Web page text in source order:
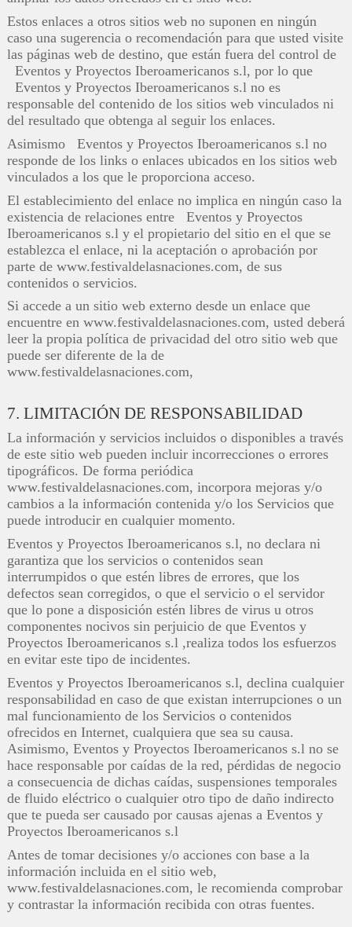
Estos enlaces a otros sitios web no suponen en ningún
caso una sugerencia o recomendación para que usted visite
las páginas web de destino, que están fuera del control de
Eventos y Proyectos Iberoamericanos s.l, por lo que
Eventos y Proyectos Iberoamericanos s.l no es
responsable del contenido de los sitios web vinculados ni
del resultado que obtenga al seguir los enlaces.
Asimismo Eventos y Proyectos Iberoamericanos s.l no
responde de los links o enlaces ubicados en los sitios web
vinculados a los que le proporciona acceso.
El establecimiento del enlace no implica en ningún caso la
existencia de relaciones entre Eventos y Proyectos
Iberoamericanos s.l y el propietario del sitio en el que se
establezca el enlace, ni la aceptación o aprobación por
parte de www.festivaldelasnaciones.com, de sus
contenidos o servicios.
Si accede a un sitio web externo desde un enlace que
encuentre en www.festivaldelasnaciones.com, usted deberá
leer la propia política de privacidad del otro sitio web que
puede ser diferente de la de
www.festivaldelasnaciones.com,
7. LIMITACIÓN DE RESPONSABILIDAD
La información y servicios incluidos o disponibles a través
de este sitio web pueden incluir incorrecciones o errores
tipográficos. De forma periódica
www.festivaldelasnaciones.com, incorpora mejoras y/o
cambios a la información contenida y/o los Servicios que
puede introducir en cualquier momento.
Eventos y Proyectos Iberoamericanos s.l, no declara ni
garantiza que los servicios o contenidos sean
interrumpidos o que estén libres de errores, que los
defectos sean corregidos, o que el servicio o el servidor
que lo pone a disposición estén libres de virus u otros
componentes nocivos sin perjuicio de que Eventos y
Proyectos Iberoamericanos s.l ,realiza todos los esfuerzos
en evitar este tipo de incidentes.
Eventos y Proyectos Iberoamericanos s.l, declina cualquier
responsabilidad en caso de que existan interrupciones o un
mal funcionamiento de los Servicios o contenidos
ofrecidos en Internet, cualquiera que sea su causa.
Asimismo, Eventos y Proyectos Iberoamericanos s.l no se
hace responsable por caídas de la red, pérdidas de negocio
a consecuencia de dichas caídas, suspensiones temporales
de fluido eléctrico o cualquier otro tipo de daño indirecto
que te pueda ser causado por causas ajenas a Eventos y
Proyectos Iberoamericanos s.l
Antes de tomar decisiones y/o acciones con base a la
información incluida en el sitio web,
www.festivaldelasnaciones.com, le recomienda comprobar
y contrastar la información recibida con otras fuentes.